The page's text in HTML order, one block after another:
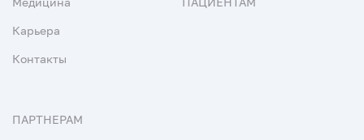
Карьера
Контакты
ПАРТНЕРАМ